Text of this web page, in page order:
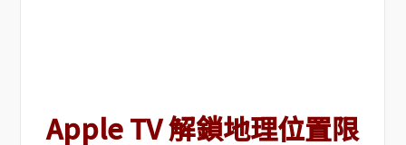
Apple TV 解鎖地理位置限